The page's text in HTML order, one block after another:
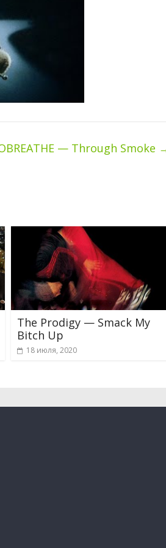
— Through Smoke
The Prodigy — Smack My
Bitch Up
18 июля, 2020